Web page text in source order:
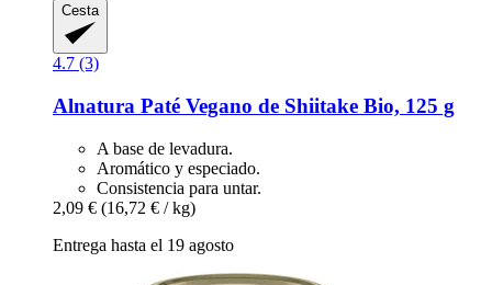
Cesta
4.7 (3)
Alnatura Paté Vegano de Shiitake Bio, 125 g
A base de levadura.
Aromático y especiado.
Consistencia para untar.
2,09 € (16,72 € / kg)
Entrega hasta el 19 agosto